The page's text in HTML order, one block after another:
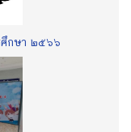
ศึกษา ๒๕๖๖